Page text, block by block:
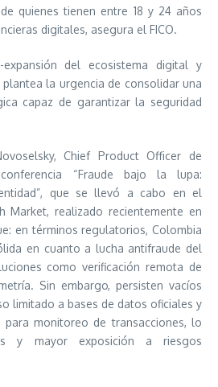
quienes tienen entre 18 y 24 años
digitales, asegura el FICO.
del ecosistema digital y
la urgencia de consolidar una
capaz de garantizar la seguridad
Chief Product Officer de
“Fraude bajo la lupa:
que se llevó a cabo en el
Market, realizado recientemente en
en términos regulatorios, Colombia
en cuanto a lucha antifraude del
como verificación remota de
Sin embargo, persisten vacíos
limitado a bases de datos oficiales y
monitoreo de transacciones, lo
y mayor exposición a riesgos